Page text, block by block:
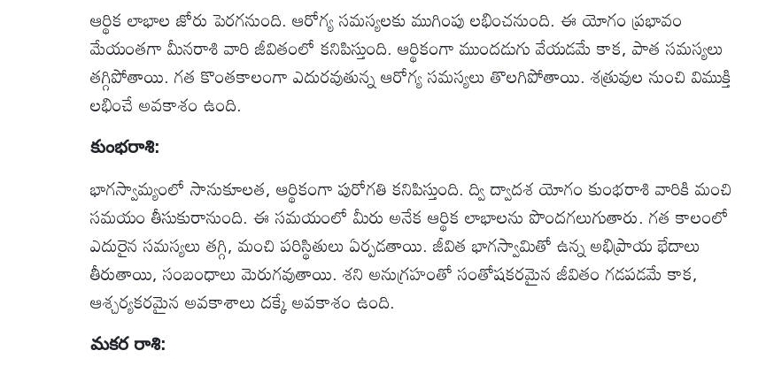
ఆర్థిక లాభాల జోరు పెర‌గ‌నుంది. ఆరోగ్య సమస్యలకు ముగింపు ల‌భించ‌నుంది. ఈ యోగం ప్రభావం
మేయంతగా మీన‌రాశి వారి జీవితంలో కనిపిస్తుంది. ఆర్థికంగా ముందడుగు వేయడమే కాక, పాత సమస్యలు
తగ్గిపోతాయి. గత కొంతకాలంగా ఎదురవుతున్న ఆరోగ్య సమస్యలు తొలగిపోతాయి. శత్రువుల నుంచి విముక్తి
లభించే అవకాశం ఉంది.
కుంభ‌రాశి:
భాగస్వామ్యంలో సానుకూలత, ఆర్థికంగా పురోగతి క‌నిపిస్తుంది. ద్వి ద్వాదశ యోగం కుంభరాశి వారికి మంచి
సమయం తీసుకురానుంది. ఈ సమయంలో మీరు అనేక ఆర్థిక లాభాలను పొందగలుగుతారు. గత కాలంలో
ఎదురైన సమస్యలు తగ్గి, మంచి పరిస్థితులు ఏర్పడతాయి. జీవిత భాగస్వామితో ఉన్న అభిప్రాయ భేదాలు
తీరుతాయి, సంబంధాలు మెరుగవుతాయి. శని అనుగ్రహంతో సంతోషకరమైన జీవితం గడపడమే కాక,
ఆశ్చర్యకరమైన అవకాశాలు దక్కే అవకాశం ఉంది.
మకర రాశి: